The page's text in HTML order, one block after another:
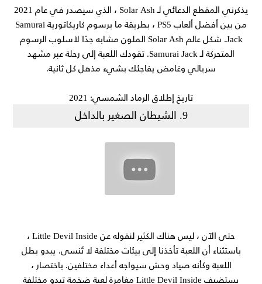
يذكرني المقطع الدعائي لـ Solar Ash ، الذي سيصدر في عام 2021
من بين أفضل ألعاب PS5 ، بطريقة ما برسوم كاريكاتورية Samurai
Jack. شكل عالم Solar Ash الملون مشابه جدًا لأسلوب الرسوم
المتحركة لـ Samurai Jack. تقودك اللعبة إلى رحلة عبر مشهد
سريالي وغامض يفاجئك بشيء مذهل كل ثانية.
تاريخ إطلاق الرماد الشمسي: 2021
9. الشيطان الصغير بالداخل
حتى الآن ، ليس هناك الكثير لنقوله عن Little Devil Inside ،
باستثناء أن اللعبة تأخذنا إلى بيئات مختلفة لا تُنسى. يبدو بطل
اللعبة وكأنه صياد وحش سيواجه أعداء مختلفين. باختصار ،
يستضيف Little Devil Inside مغامرة لعبة ضخمة تبدو مختلفة